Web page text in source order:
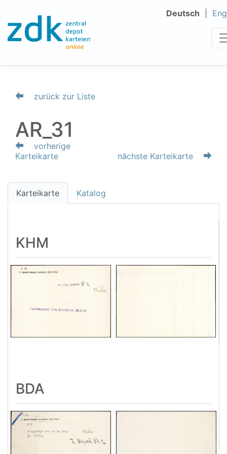
Deutsch
zurück zur Liste
AR_31
vorherige
Karteikarte
nächste Karteikarte
Karteikarte Katalog
KHM
BDA